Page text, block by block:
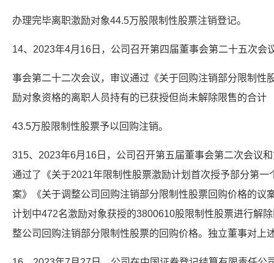
办理完毕离职激励对象44.5万股限制性股票注销登记。
14、2023年4月16日，公司召开第四届董事会第二十五次会
事会第二十二次会议，审议通过《关于回购注销部分限制性
励对象资格的离职人员持有的已获授但尚未解除限售的合计
43.5万股限制性股票予以回购注销。
315、2023年6月16日，公司召开第五届董事会第二次会议
通过了《关于2021年限制性股票激励计划首次授予部分第
案》《关于调整公司回购注销部分限制性股票回购价格的议
计划中472名激励对象获授的3800610股限制性股票进行解
整公司回购注销部分限制性股票的回购价格。独立董事对上